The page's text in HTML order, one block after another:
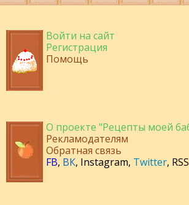
Войти на сайт
Регистрация
Помощь
О проекте "Рецепты моей
Рекламодателям
Обратная связь
FB, ВК, Instagram, Twitter, RSS